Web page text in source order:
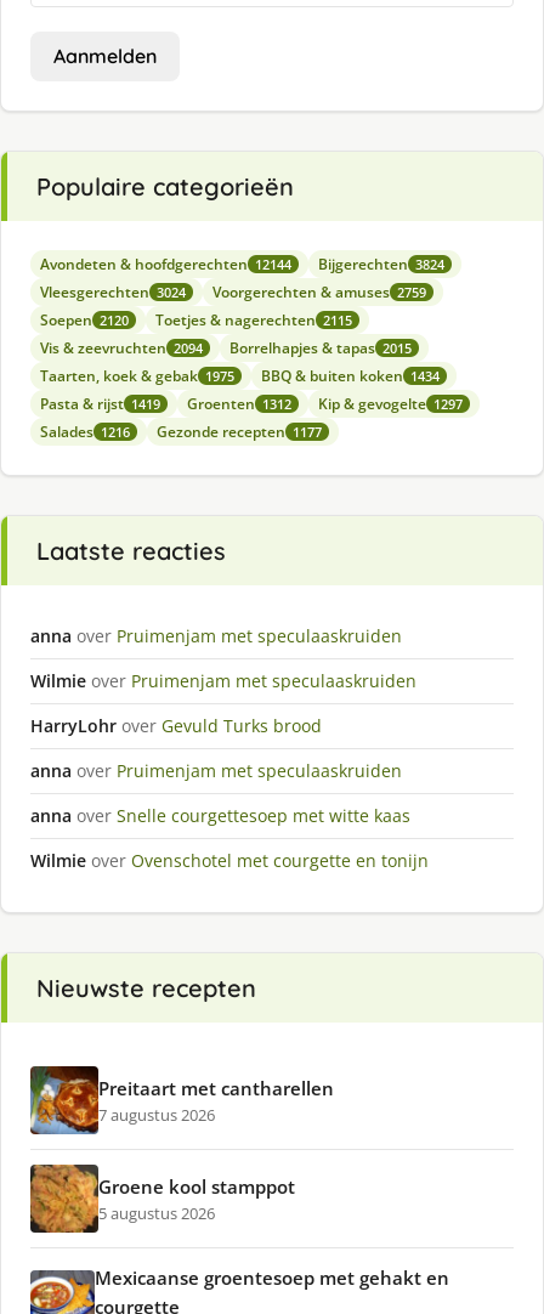
Aanmelden
Populaire categorieën
Avondeten & hoofdgerechten 12144 Bijgerechten 3824
Vleesgerechten 3024 Voorgerechten & amuses 2759
Soepen 2120 Toetjes & nagerechten 2115
Vis & zeevruchten 2094 Borrelhapjes & tapas 2015
Taarten, koek & gebak 1975 BBQ & buiten koken 1434
Pasta & rijst 1419 Groenten 1312 Kip & gevogelte 1297
Salades 1216 Gezonde recepten 1177
Laatste reacties
anna over Pruimenjam met speculaaskruiden
Wilmie over Pruimenjam met speculaaskruiden
HarryLohr over Gevuld Turks brood
anna over Pruimenjam met speculaaskruiden
anna over Snelle courgettesoep met witte kaas
Wilmie over Ovenschotel met courgette en tonijn
Nieuwste recepten
Preitaart met cantharellen
7 augustus 2026
Groene kool stamppot
5 augustus 2026
Mexicaanse groentesoep met gehakt en
courgette